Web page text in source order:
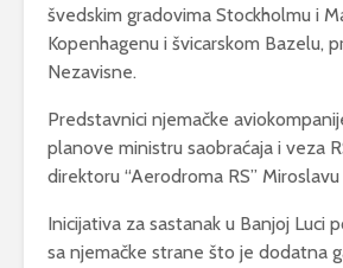
švedskim gradovima Stockholmu i
Kopenhagenu i švicarskom Bazelu,
Nezavisne.
Predstavnici njemačke
planove ministru saobraćaja i veza
direktoru “Aerodroma RS” Miroslavu
Inicijativa za sastanak u Banjoj Luci
sa njemačke strane što je dodatna